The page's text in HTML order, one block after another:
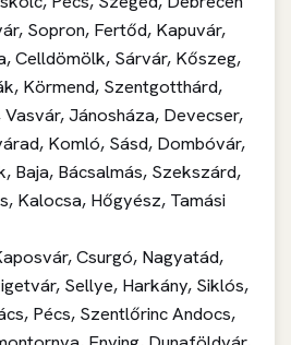
Sopron, Fertőd, Kapuvár,
Celldömölk, Sárvár, Kőszeg,
Körmend, Szentgotthárd,
Jánosháza, Devecser,
Komló, Sásd, Dombóvár,
Baja, Bácsalmás, Szekszárd,
Kalocsa, Hőgyész, Tamási
Csurgó, Nagyatád,
Sellye, Harkány, Siklós,
Pécs, Szentlőrinc Andocs,